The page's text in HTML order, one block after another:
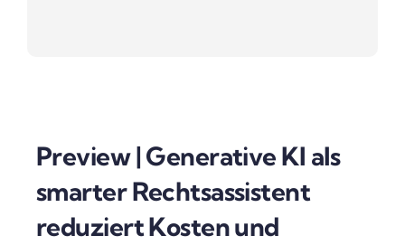
Preview | Generative KI als
smarter Rechtsassistent
reduziert Kosten und